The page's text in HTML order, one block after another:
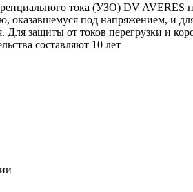
тока (УЗО) DV AVERES
оказавшемуся под напряжением, и
Для защиты от токов перегрузки и
составляют 10 лет